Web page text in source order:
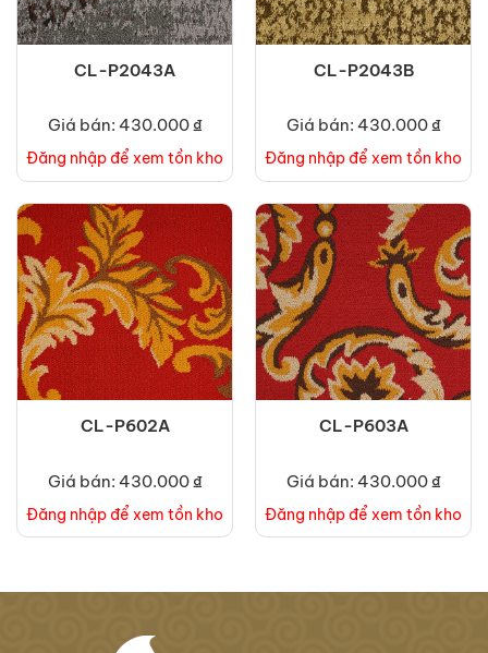
CL-P2043A
Giá bán: 430.000 ₫
Đăng nhập để xem tồn kho
CL-P2043B
Giá bán: 430.000 ₫
Đăng nhập để xem tồn kho
CL-P602A
Giá bán: 430.000 ₫
Đăng nhập để xem tồn kho
CL-P603A
Giá bán: 430.000 ₫
Đăng nhập để xem tồn kho